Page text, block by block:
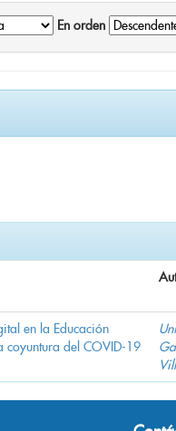
En orden
en la Educación
del COVID-19